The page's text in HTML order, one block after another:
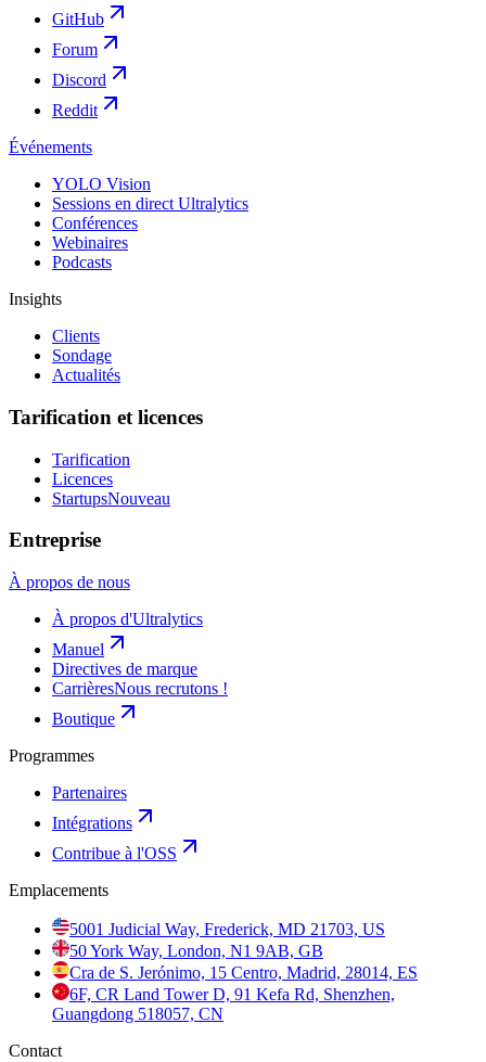
GitHub
Forum
Discord
Reddit
Événements
YOLO Vision
Sessions en direct Ultralytics
Conférences
Webinaires
Podcasts
Insights
Clients
Sondage
Actualités
Tarification et licences
Tarification
Licences
StartupsNouveau
Entreprise
À propos de nous
À propos d'Ultralytics
Manuel
Directives de marque
CarrièresNous recrutons !
Boutique
Programmes
Partenaires
Intégrations
Contribue à l'OSS
Emplacements
5001 Judicial Way, Frederick, MD 21703, US
50 York Way, London, N1 9AB, GB
Cra de S. Jerónimo, 15 Centro, Madrid, 28014, ES
6F, CR Land Tower D, 91 Kefa Rd, Shenzhen,
Guangdong 518057, CN
Contact